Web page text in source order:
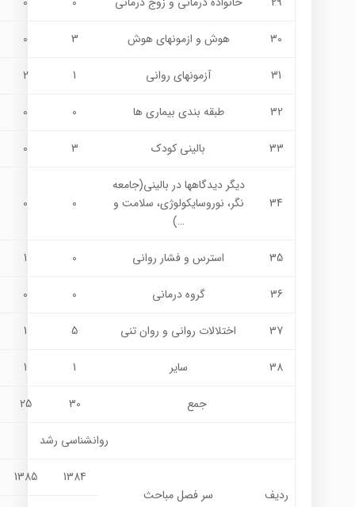
30 هوش و ازمونهاي هوش 3
0
31 آزمونهای روانی 1
2
32 طبقه بندی بیماری ها 0
0
33 بالینی کودک 3
0
34
دیگر دیدگاهها در بالینی(جامعه
نگر، نوروسايكولوژي، سلامت و
…)
0
0
35 استرس و فشار رواني 0
1
36 گروه درماني 0
0
37 اختلالات رواني و روان تني 5
1
38 ساير 1
1
جمع 30
25
روانشناسي رشد
ردیف سر فصل مباحث
1384
1385